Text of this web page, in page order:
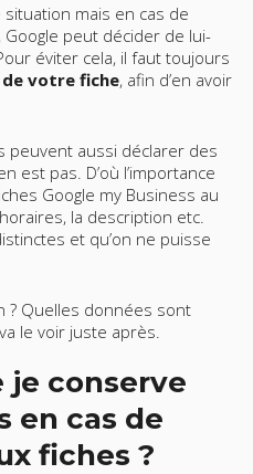
situation mais en cas de
peut décider de lui-
éviter cela, il faut toujours
votre fiche, afin d’en avoir
peuvent aussi déclarer des
est pas. D’où l’importance
Google my Business au
la description etc.
et qu’on ne puisse
? Quelles données sont
le voir juste après.
je conserve
en cas de
fiches ?